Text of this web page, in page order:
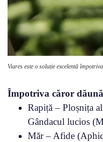
Viares este o soluție excelentă
Împotriva căror
Rapiță – Ploșnița
Gândacul lucios
Măr – Afide